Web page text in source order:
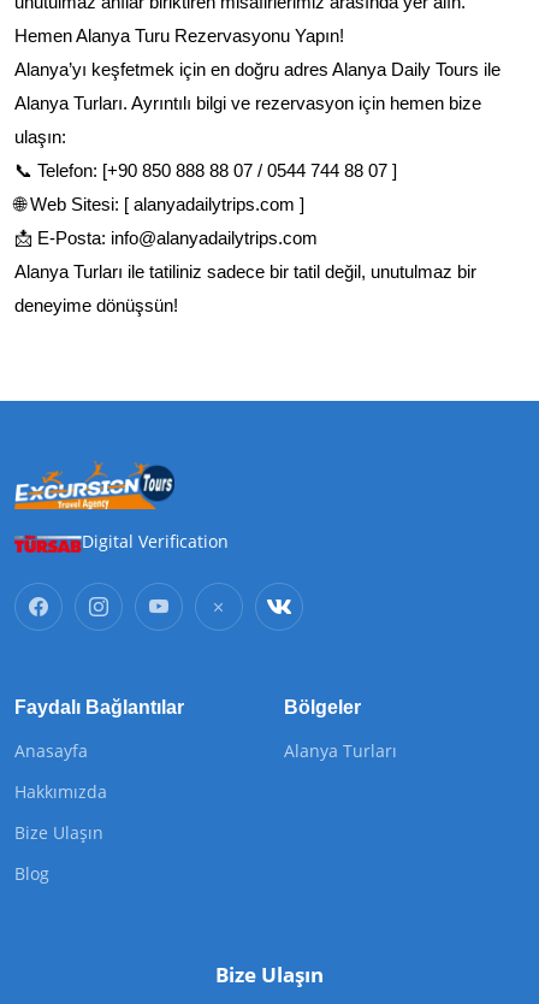
Hemen Alanya Turu Rezervasyonu Yapın!
Alanya’yı keşfetmek için en doğru adres Alanya Daily Tours ile
Alanya Turları. Ayrıntılı bilgi ve rezervasyon için hemen bize
ulaşın:
📞 Telefon: [+90 850 888 88 07 / 0544 744 88 07 ]
🌐 Web Sitesi: [ alanyadailytrips.com ]
📩 E-Posta: info@alanyadailytrips.com
Alanya Turları ile tatiliniz sadece bir tatil değil, unutulmaz bir
deneyime dönüşsün!
Digital Verification
Faydalı Bağlantılar
Anasayfa
Hakkımızda
Bize Ulaşın
Blog
Bölgeler
Alanya Turları
Bize Ulaşın